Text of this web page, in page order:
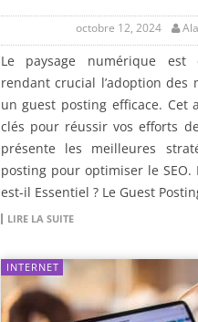
octobre 12, 2024
Le paysage numérique est
rendant crucial l’adoption
un guest posting efficace. Cet
clés pour réussir vos efforts
présente les meilleures
posting pour optimiser le SEO.
est-il Essentiel ? Le Guest
LIRE LA SUITE
INTERNET